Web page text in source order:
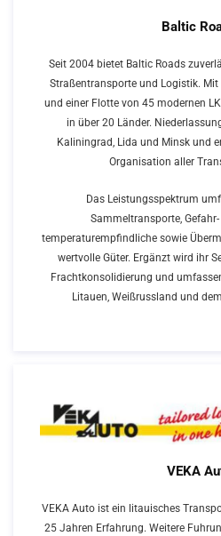
Baltic
Seit 2004 bietet Baltic Roads
Straßentransporte und Logistik.
und einer Flotte von 45 modernen
in über 20 Länder.
Kaliningrad, Lida und Minsk und
Organisation aller
Das Leistungsspektrum
Sammeltransporte,
temperaturempfindliche sowie
wertvolle Güter. Ergänzt wird ihr
Frachtkonsolidierung und
Litauen, Weißrussland und
VEKA
VEKA Auto ist ein litauisches
25 Jahren Erfahrung. Weitere